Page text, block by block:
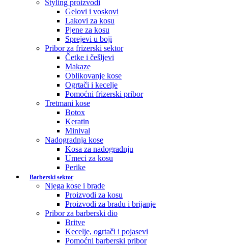
Styling proizvodi
Gelovi i voskovi
Lakovi za kosu
Pjene za kosu
Sprejevi u boji
Pribor za frizerski sektor
Četke i češljevi
Makaze
Oblikovanje kose
Ogrtači i kecelje
Pomoćni frizerski pribor
Tretmani kose
Botox
Keratin
Minival
Nadogradnja kose
Kosa za nadogradnju
Umeci za kosu
Perike
Barberski sektor
Njega kose i brade
Proizvodi za kosu
Proizvodi za bradu i brijanje
Pribor za barberski dio
Britve
Kecelje, ogrtači i pojasevi
Pomoćni barberski pribor